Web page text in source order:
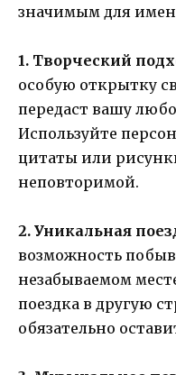
значимым для
1. Творческий
особую открытку
передаст вашу
Используйте
цитаты или
неповторимой.
2. Уникальная
возможность
незабываемом
поездка в другую
обязательно